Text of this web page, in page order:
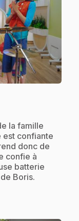
la famille
est confiante
donc de
confie à
batterie
Boris.